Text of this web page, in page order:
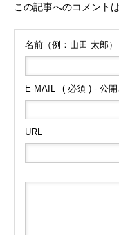
この記事へのコメント
名前（例：山田 太郎）
E-MAIL ( 必須 ) - 公
URL